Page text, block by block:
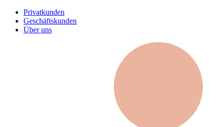
Privatkunden
Geschäftskunden
Über uns